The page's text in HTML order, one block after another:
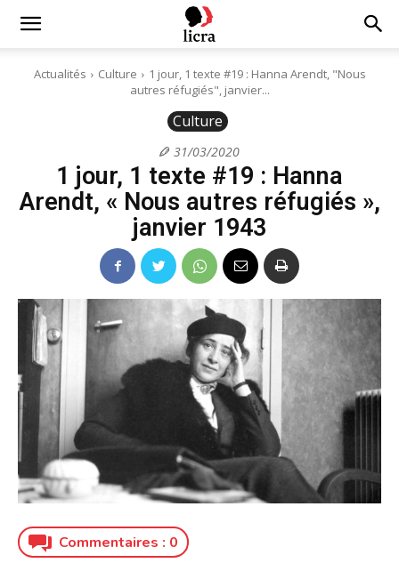
Licra
Antiraciste
Actualités Culture
1 jour, 1 texte #19 : Hanna Arendt, "Nous
autres réfugiés", janvier...
Culture
31/03/2020
1 jour, 1 texte #19 : Hanna
Arendt, « Nous autres réfugiés »,
janvier 1943
Commentaires : 0